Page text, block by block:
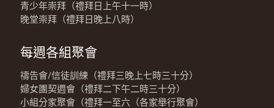
青少年崇拜（禮拜日上午十一時）
晚堂崇拜（禮拜日晚上八時）
每週各組聚會
禱告會/信徒訓練（禮拜三晚上七時三十分）
婦女團契週會（禮拜二下午二時三十分）
小組分家聚會（禮拜一至六（各家舉行聚會）